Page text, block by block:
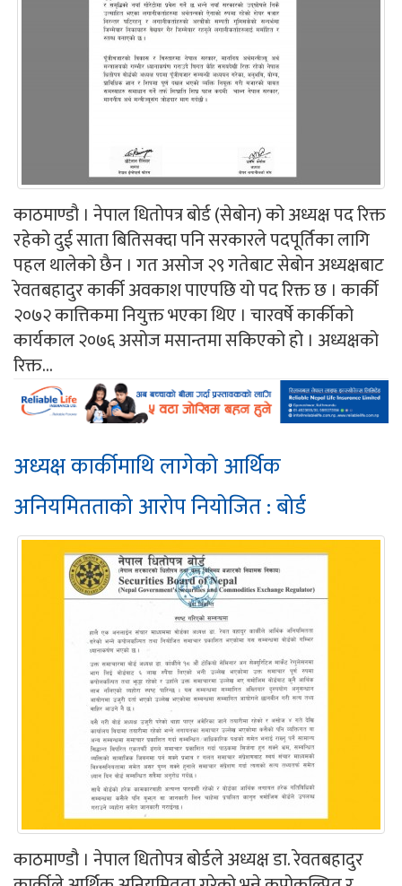
काठमाण्डौ । नेपाल धितोपत्र बोर्ड (सेबोन) को अध्यक्ष पद रिक्त
रहेको दुई साता बितिसक्दा पनि सरकारले पदपूर्तिका लागि
पहल थालेको छैन । गत असोज २९ गतेबाट सेबोन अध्यक्षबाट
रेवतबहादुर कार्की अवकाश पाएपछि यो पद रिक्त छ । कार्की
२०७२ कात्तिकमा नियुक्त भएका थिए । चारवर्षे कार्कीको
कार्यकाल २०७६ असोज मसान्तमा सकिएको हो । अध्यक्षको
रिक्त...
अध्यक्ष कार्कीमाथि लागेको आर्थिक
अनियमितताको आरोप नियोजित : बोर्ड
काठमाण्डौ । नेपाल धितोपत्र बोर्डले अध्यक्ष डा. रेवतबहादुर